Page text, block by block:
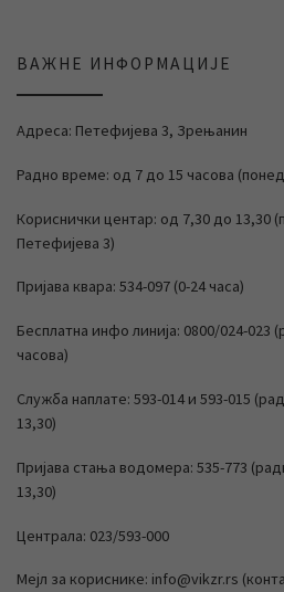
ВАЖНЕ ИНФОРМАЦИЈЕ
Адреса: Петефијева 3, Зрењанин
Радно време: од 7 до 15 часова
Кориснички центар: од 7,30 до 13,30
Петефијева 3)
Пријава квара: 534-097 (0-24 часа)
Бесплатна инфо линија: 0800/024-
часова)
Служба наплате: 593-014 и 593-015
13,30)
Пријава стања водомера: 535-773
13,30)
Централа: 023/593-000
Мејл за кориснике: info@vikzr.rs